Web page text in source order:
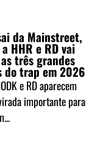
da Mainstreet,
HHR e RD vai
três grandes
do trap em 2026
e RD aparecem
importante para